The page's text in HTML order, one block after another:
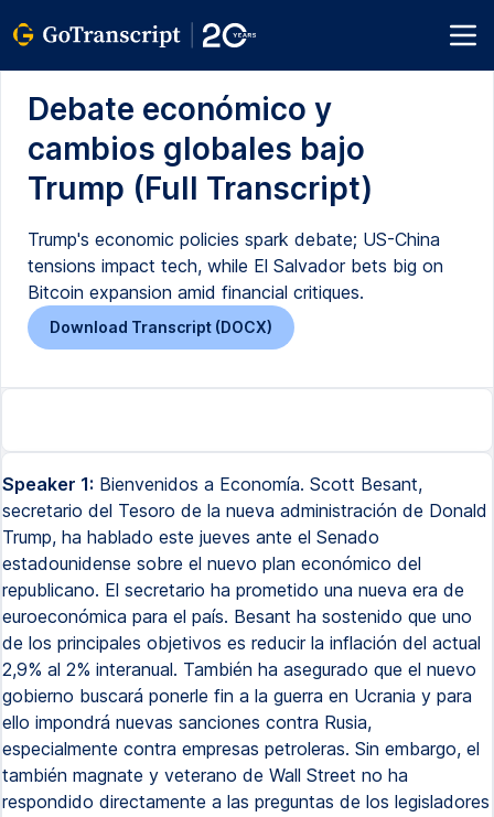
Debate económico y
cambios globales bajo
Trump (Full Transcript)
Trump's economic policies spark debate; US-China
tensions impact tech, while El Salvador bets big on
Bitcoin expansion amid financial critiques.
Download Transcript (DOCX)
Speaker 1: Bienvenidos a Economía. Scott Besant,
secretario del Tesoro de la nueva administración de Donald
Trump, ha hablado este jueves ante el Senado
estadounidense sobre el nuevo plan económico del
republicano. El secretario ha prometido una nueva era de
euroeconómica para el país. Besant ha sostenido que uno
de los principales objetivos es reducir la inflación del actual
2,9% al 2% interanual. También ha asegurado que el nuevo
gobierno buscará ponerle fin a la guerra en Ucrania y para
ello impondrá nuevas sanciones contra Rusia,
especialmente contra empresas petroleras. Sin embargo, el
también magnate y veterano de Wall Street no ha
respondido directamente a las preguntas de los legisladores